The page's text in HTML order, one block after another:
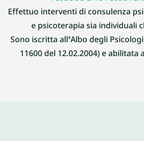
Effettuo interventi di consulenza
e psicoterapia sia individuali
Sono iscritta all’Albo degli
11600 del 12.02.2004) e abilitata